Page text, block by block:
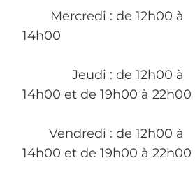
Mercredi : de 12h00 à
14h00
Jeudi : de 12h00 à
14h00 et de 19h00 à 22h00
Vendredi : de 12h00 à
14h00 et de 19h00 à 22h00